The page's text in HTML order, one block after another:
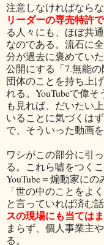
注意しなければならな
リーダーの専売特許
る人々にも、ほぼ共
なのである。流石に
分が過去に褒めてい
公開にする「7.無能
団体のことを持ち上
れる。YouTubeで偉
も見れば、だいたい
いることに気づくは
で、そういった動画
ワシがこの部分に引
る。これら嘘をつく
YouTube＝煽動家に
「世の中のことをよ
と言っていれば済む話
スの現場にも当ては
まらず、個人事業主
る。